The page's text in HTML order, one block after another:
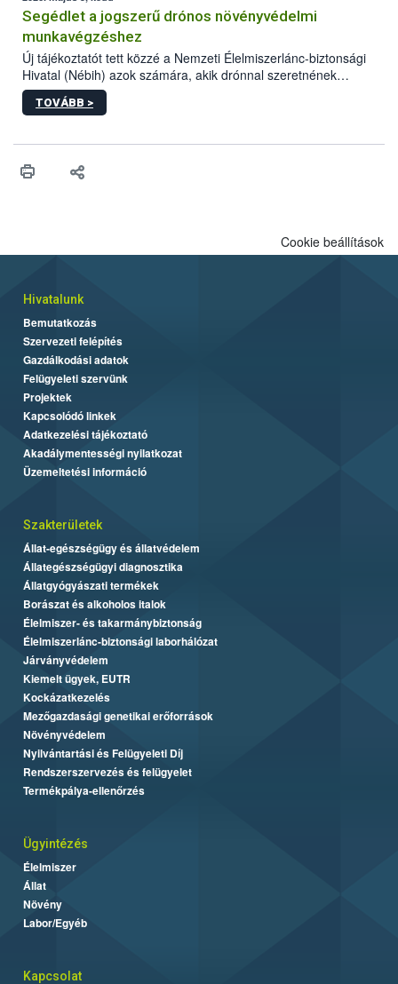
lennie. Nem minden élelmiszer tartalmaz szermaradékot.
Azokban az élelmiszerekben is, melyekben kimutathatóak,
általában csak nagyon kis mennyiségben vannak jelen, így nem
jelenthetnek kockázatot a fogyasztó egészségére nézve.
Segédlet a jogszerű drónos növényvédelmi
munkavégzéshez
Új tájékoztatót tett közzé a Nemzeti Élelmiszerlánc-biztonsági
Hivatal (Nébih) azok számára, akik drónnal szeretnének
növényvédelmi vagy tápanyag-gazdálkodási tevékenységet
végezni Magyarországon. Az összefoglaló részletesen
műszaki és hatósági feltételek.
TOVÁBB >
Cookie beállítások
Hivatalunk
Bemutatkozás
Szervezeti felépítés
Gazdálkodási adatok
Felügyeleti szervünk
Projektek
Kapcsolódó linkek
Adatkezelési tájékoztató
Akadálymentességi nyilatkozat
Üzemeltetési információ
Szakterületek
Állat-egészségügy és állatvédelem
Állategészségügyi diagnosztika
Állatgyógyászati termékek
Borászat és alkoholos italok
Élelmiszer- és takarmánybiztonság
Élelmiszerlánc-biztonsági laborhálózat
Járványvédelem
Kiemelt ügyek, EUTR
Kockázatkezelés
Mezőgazdasági genetikai erőforrások
Növényvédelem
Nyilvántartási és Felügyeleti Díj
Rendszerszervezés és felügyelet
Termékpálya-ellenőrzés
Ügyintézés
Élelmiszer
Állat
Növény
Labor/Egyéb
Kapcsolat